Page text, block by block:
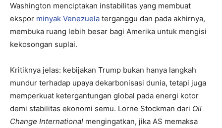
Washington menciptakan instabilitas yang membuat
ekspor minyak Venezuela terganggu dan pada akhirnya,
membuka ruang lebih besar bagi Amerika untuk mengisi
kekosongan suplai.
Kritiknya jelas: kebijakan Trump bukan hanya langkah
mundur terhadap upaya dekarbonisasi dunia, tetapi juga
memperkuat ketergantungan global pada energi kotor
demi stabilitas ekonomi semu. Lorne Stockman dari Oil
Change International mengingatkan, jika AS memaksa